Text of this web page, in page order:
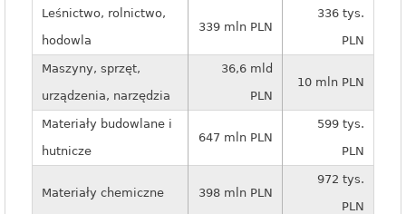
Leśnictwo, rolnictwo,
hodowla
339 mln PLN
336 tys.
PLN
Maszyny, sprzęt,
urządzenia, narzędzia
36,6 mld
PLN
10 mln PLN
Materiały budowlane i
hutnicze
647 mln PLN
599 tys.
PLN
Materiały chemiczne 398 mln PLN
972 tys.
PLN